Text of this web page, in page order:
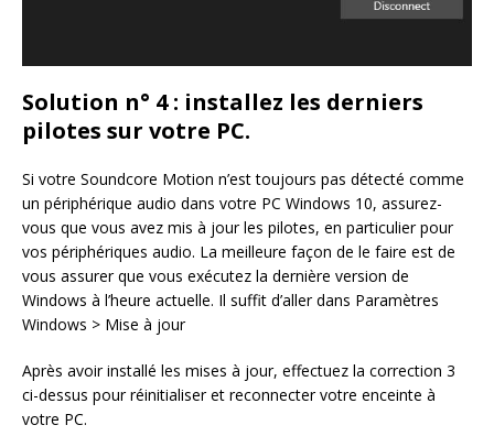
Solution n° 4 : installez les derniers
pilotes sur votre PC.
Si votre Soundcore Motion n’est toujours pas détecté comme
un périphérique audio dans votre PC Windows 10, assurez-
vous que vous avez mis à jour les pilotes, en particulier pour
vos périphériques audio. La meilleure façon de le faire est de
vous assurer que vous exécutez la dernière version de
Windows à l’heure actuelle. Il suffit d’aller dans Paramètres
Windows > Mise à jour
Après avoir installé les mises à jour, effectuez la correction 3
ci-dessus pour réinitialiser et reconnecter votre enceinte à
votre PC.